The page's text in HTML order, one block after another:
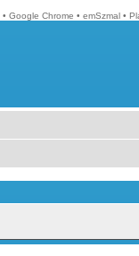
• Google Chrome • emSzmal •